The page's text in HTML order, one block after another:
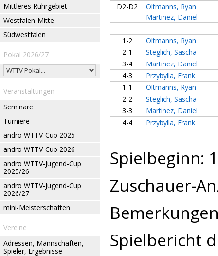
Mittleres Ruhrgebiet
Westfalen-Mitte
Südwestfalen
Pokal 2026/27
Veranstaltungen
Seminare
Turniere
andro WTTV-Cup 2025
andro WTTV-Cup 2026
andro WTTV-Jugend-Cup
2025/26
andro WTTV-Jugend-Cup
2026/27
mini-Meisterschaften
Vereine
Adressen, Mannschaften,
Spieler, Ergebnisse
D2-D2
Oltmanns, Ryan
Martinez, Daniel
1-2
Oltmanns, Ryan
2-1
Steglich, Sascha
3-4
Martinez, Daniel
4-3
Przybylla, Frank
1-1
Oltmanns, Ryan
2-2
Steglich, Sascha
3-3
Martinez, Daniel
4-4
Przybylla, Frank
Spielbeginn:
Zuschauer-
Spielbericht